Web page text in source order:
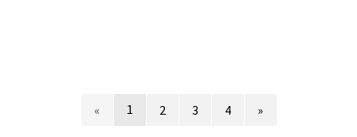
« 1 2 3 4 »